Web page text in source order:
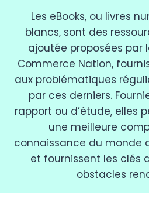
Les eBooks, ou livres
blancs, sont des
ajoutée proposées par
Commerce Nation,
aux problématiques
par ces derniers.
rapport ou d’étude, elles
une meilleure
connaissance du monde
et fournissent les clés
obstacles